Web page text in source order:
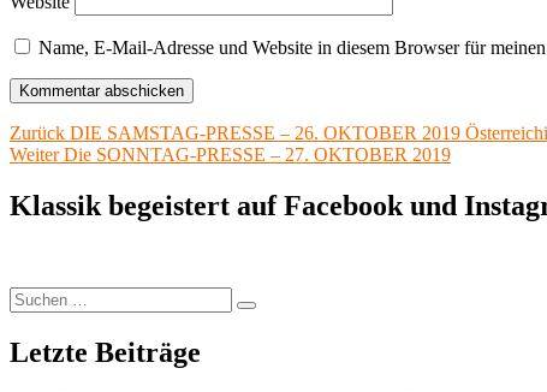
Name, E-Mail-Adresse und Website in diesem Browser für
Beitragsnavigation
Zurück Vorheriger
Beitrag:
DIE SAMSTAG-PRESSE – 26. OKTOBER 2019
Weiter Nächster
Die SONNTAG-PRESSE – 27. OKTOBER 2019
Klassik begeistert auf Facebook und
Suchen
nach:
Suchen
Letzte Beiträge